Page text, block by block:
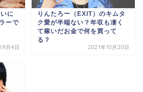
に
ーで
9月4日
りんたろー（EXIT）のキムタ
ク愛が半端ない？年収も凄く
て稼いだお金で何を買って
る？
2021年10月20日